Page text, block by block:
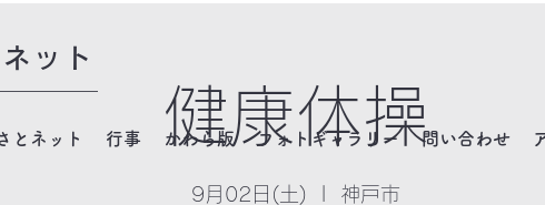
ット
とネット 行事 かわら版 フォトギャラリー 問い合わせ
健康体操
9月02日(土) 神戸市